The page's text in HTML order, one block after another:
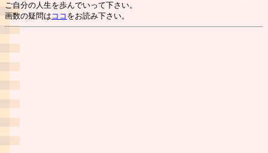
ご自分の人生を歩んでいって下さい。
画数の疑問は ココ をお読み下さい。